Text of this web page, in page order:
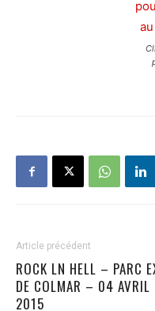
Article précédent
ROCK LN HELL – PARC
DE COLMAR – 04 AVRIL
2015